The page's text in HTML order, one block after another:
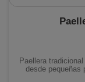
Paellera
desde pequeñas